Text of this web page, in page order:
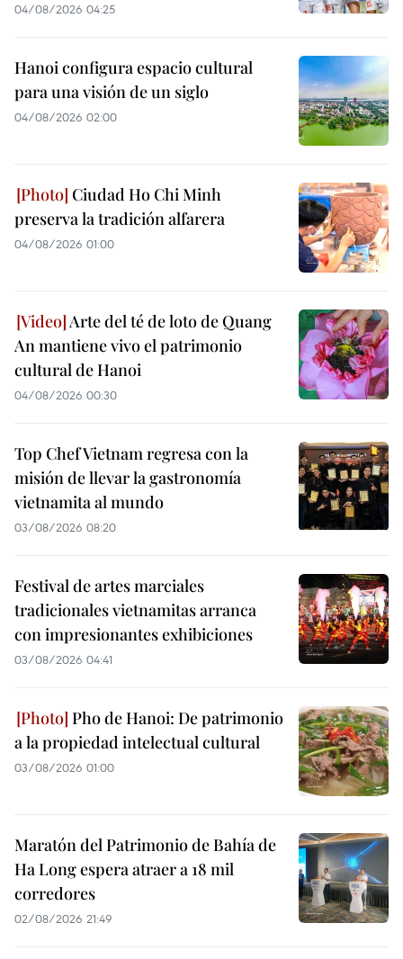
04/08/2026 04:25
Hanoi configura espacio cultural
para una visión de un siglo
04/08/2026 02:00
Ciudad Ho Chi Minh
preserva la tradición alfarera
04/08/2026 01:00
Arte del té de loto de Quang
An mantiene vivo el patrimonio
cultural de Hanoi
04/08/2026 00:30
Top Chef Vietnam regresa con la
misión de llevar la gastronomía
vietnamita al mundo
03/08/2026 08:20
Festival de artes marciales
tradicionales vietnamitas arranca
con impresionantes exhibiciones
03/08/2026 04:41
Pho de Hanoi: De patrimonio
a la propiedad intelectual cultural
03/08/2026 01:00
Maratón del Patrimonio de Bahía de
Ha Long espera atraer a 18 mil
corredores
02/08/2026 21:49